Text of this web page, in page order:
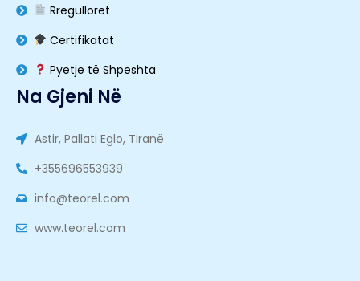
Rregulloret
Certifikatat
Pyetje të Shpeshta
Na Gjeni Në
Astir, Pallati Eglo, Tiranë
+355696553939
info@teorel.com
www.teorel.com